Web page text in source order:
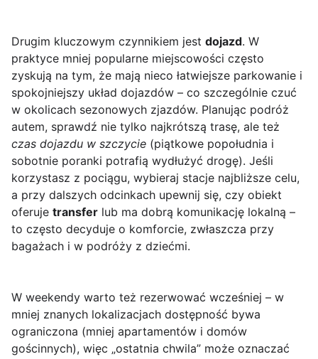
Drugim kluczowym czynnikiem jest dojazd. W
praktyce mniej popularne miejscowości często
zyskują na tym, że mają nieco łatwiejsze parkowanie i
spokojniejszy układ dojazdów – co szczególnie czuć
w okolicach sezonowych zjazdów. Planując podróż
autem, sprawdź nie tylko najkrótszą trasę, ale też
czas dojazdu w szczycie (piątkowe popołudnia i
sobotnie poranki potrafią wydłużyć drogę). Jeśli
korzystasz z pociągu, wybieraj stacje najbliższe celu,
a przy dalszych odcinkach upewnij się, czy obiekt
oferuje transfer lub ma dobrą komunikację lokalną –
to często decyduje o komforcie, zwłaszcza przy
bagażach i w podróży z dziećmi.
W weekendy warto też rezerwować wcześniej – w
mniej znanych lokalizacjach dostępność bywa
ograniczona (mniej apartamentów i domów
gościnnych), więc „ostatnia chwila” może oznaczać